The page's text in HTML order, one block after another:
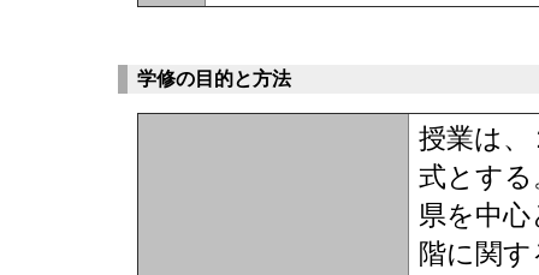
学修の目的と方法
授業は
式とする
県を中
階に関